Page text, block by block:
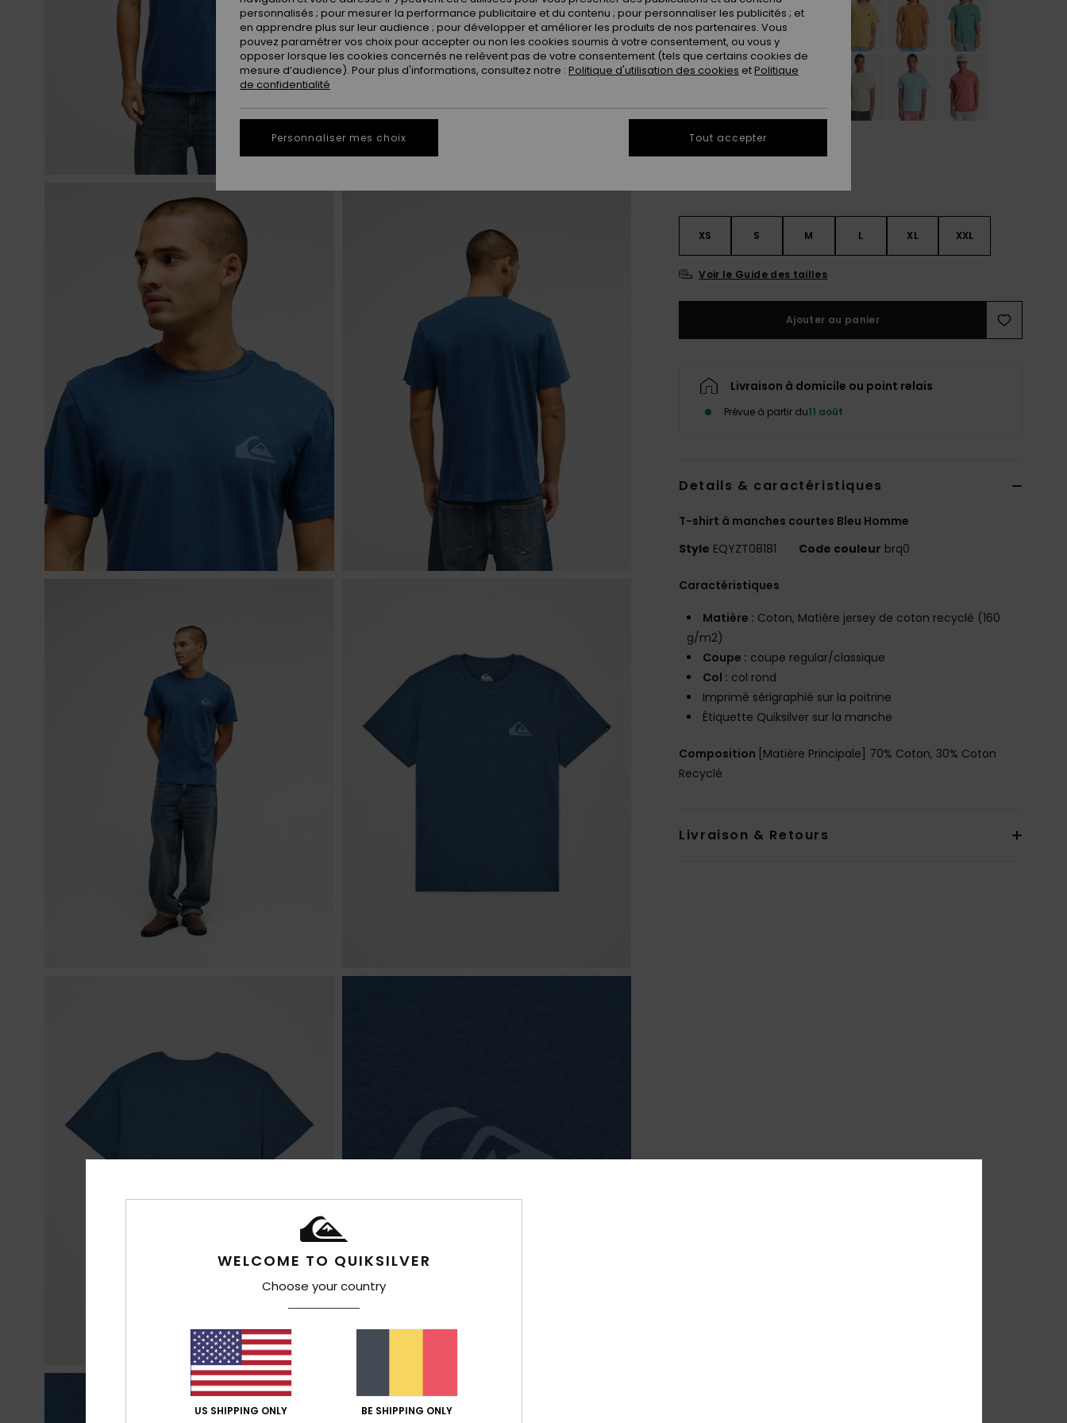
XS S M L XL XXL
Voir le Guide des tailles
Ajouter au panier
Livraison à domicile ou point relais
Prévue à partir du11 août
Details & caractéristiques
T-shirt à manches courtes Bleu Homme
Style EQYZT08181 Code couleur brq0
Caractéristiques
Matière : Coton, Matière jersey de coton recyclé (160
g/m2)
Coupe : coupe regular/classique
Col : col rond
Imprimé sérigraphié sur la poitrine
Étiquette Quiksilver sur la manche
Composition [Matière Principale] 70% Coton, 30% Coton
Recyclé
Livraison & Retours
WELCOME TO QUIKSILVER
Choose your country
US SHIPPING ONLY BE SHIPPING ONLY
personnalisés ; pour mesurer la performance publicitaire et du contenu ; pour personnaliser les publicités ; et
en apprendre plus sur leur audience ; pour développer et améliorer les produits de nos partenaires. Vous
pouvez paramétrer vos choix pour accepter ou non les cookies soumis à votre consentement, ou vous y
opposer lorsque les cookies concernés ne relèvent pas de votre consentement (tels que certains cookies de
mesure d’audience). Pour plus d'informations, consultez notre : Politique d'utilisation des cookies etPolitique
de confidentialité
Personnaliser mes choix Tout accepter